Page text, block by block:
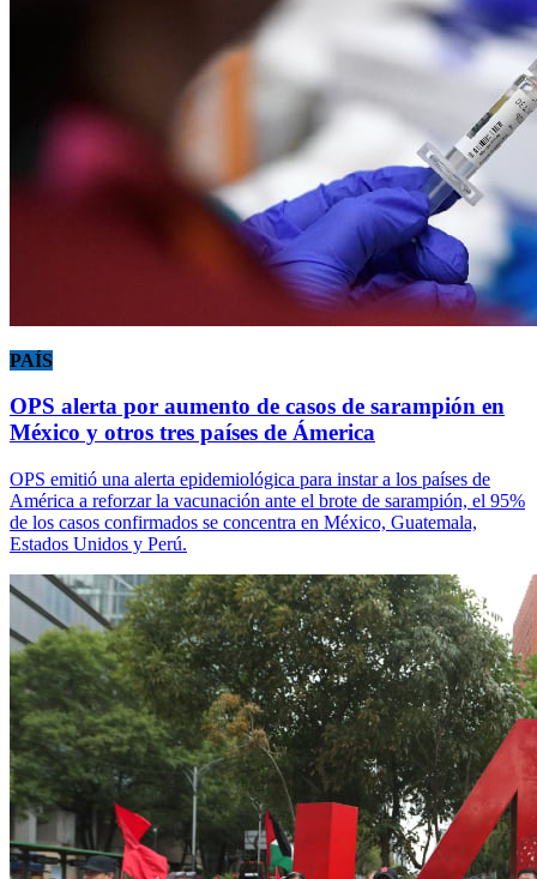
PAÍS
OPS alerta por aumento de casos de sarampión en
México y otros tres países de Ámerica
OPS emitió una alerta epidemiológica para instar a los países de
América a reforzar la vacunación ante el brote de sarampión, el 95%
de los casos confirmados se concentra en México, Guatemala,
Estados Unidos y Perú.